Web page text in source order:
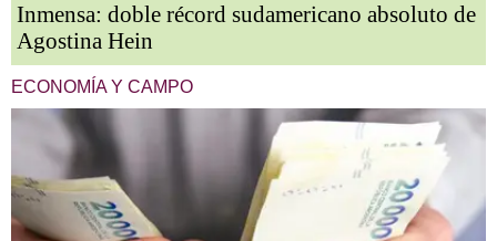
Inmensa: doble récord sudamericano absoluto de
Agostina Hein
ECONOMÍA Y CAMPO